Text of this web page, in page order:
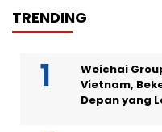
TRENDING
Weichai
Vietnam,
Depan yang